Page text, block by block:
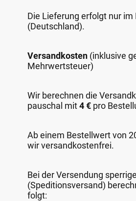
Die Lieferung erfolgt nur im
(Deutschland).
Versandkosten (inklusive
Mehrwertsteuer)
Wir berechnen die
pauschal mit4 € pro
Ab einem Bestellwert von
wir versandkostenfrei.
Bei der Versendung
(Speditionsversand)
folgt: